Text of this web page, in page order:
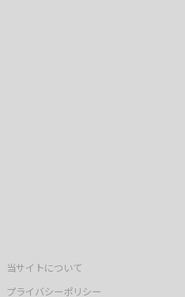
当サイトについて
プライバシーポリシー